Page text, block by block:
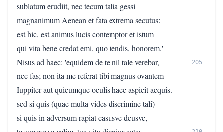
sublatum erudiit, nec tecum talia gessi
magnanimum Aenean et fata extrema secutus:
est hic, est animus lucis contemptor et istum
qui vita bene credat emi, quo tendis, honorem.'
Nisus ad haec: 'equidem de te nil tale verebar,
205
nec fas; non ita me referat tibi magnus ovantem
Iuppiter aut quicumque oculis haec aspicit aequis.
sed si quis (quae multa vides discrimine tali)
si quis in adversum rapiat casusve deusve,